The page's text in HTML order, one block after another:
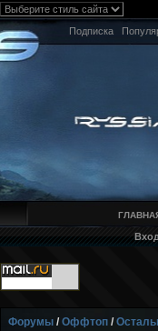
Подписка
Форумы /Оффтоп /